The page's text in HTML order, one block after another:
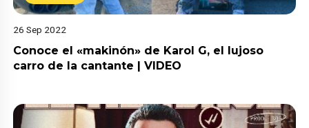
26 Sep 2022
Conoce el «makinón» de Karol G, el lujoso
carro de la cantante | VIDEO